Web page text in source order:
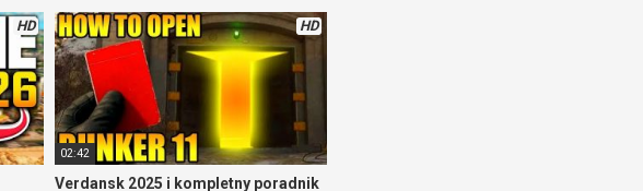
HD HD
02:42
Verdansk 2025 i kompletny poradnik